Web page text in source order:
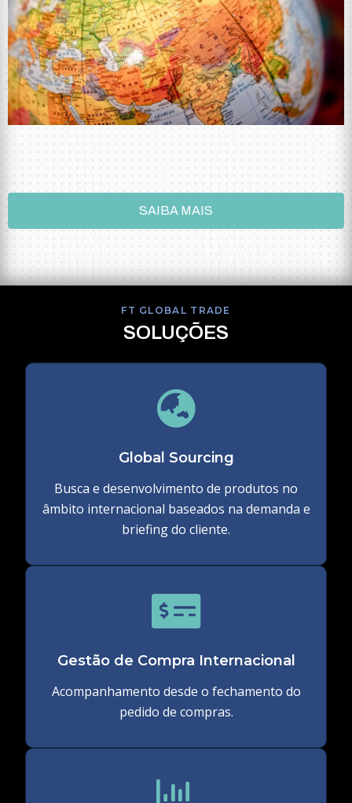
SAIBA MAIS
FT GLOBAL TRADE
SOLUÇÕES
Global Sourcing
Busca e desenvolvimento de produtos no
âmbito internacional baseados na demanda e
briefing do cliente.
Gestão de Compra Internacional
Acompanhamento desde o fechamento do
pedido de compras.